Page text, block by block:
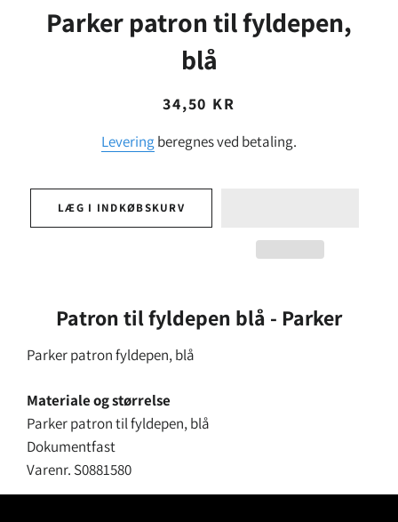
Parker patron til fyldepen,
blå
Normalpris
Udsalgspris
34,50 KR
Leveringberegnes ved betaling.
LÆG I INDKØBSKURV
Patron til fyldepen blå - Parker
Parker patron fyldepen, blå
Materiale og størrelse
Parker patron til fyldepen, blå
Dokumentfast
Varenr. S0881580